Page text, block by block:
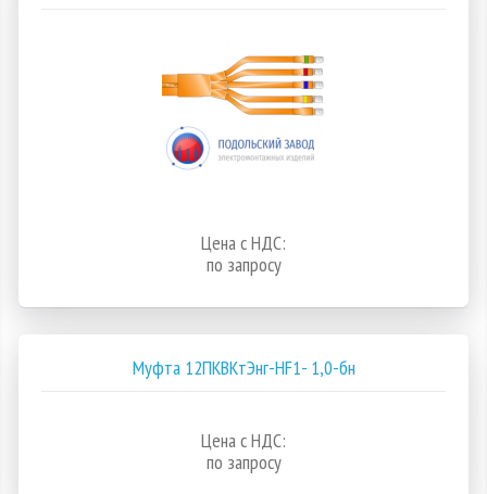
Цена с НДС:
по запросу
Муфта 12ПКВКтЭнг-HF1- 1,0-бн
Цена с НДС:
по запросу